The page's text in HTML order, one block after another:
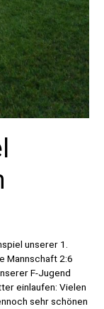
unserer 1.
Mannschaft 2:6
F-Jugend
einlaufen: Vielen
sehr schönen